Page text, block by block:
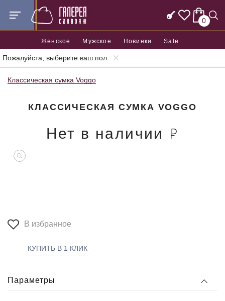
0
Женское Мужское Новинки Sale
Пожалуйста, выберите ваш пол.
Главная Женские сумки Женские классические сумки
Классическая сумка Voggo
КЛАССИЧЕСКАЯ СУМКА VOGGO
Нет в наличии
В избранное
КУПИТЬ В 1 КЛИК
Параметры